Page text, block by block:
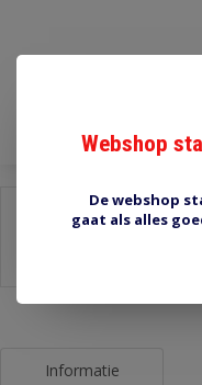
Informatie
Webshop
De webshop
gaat als alles